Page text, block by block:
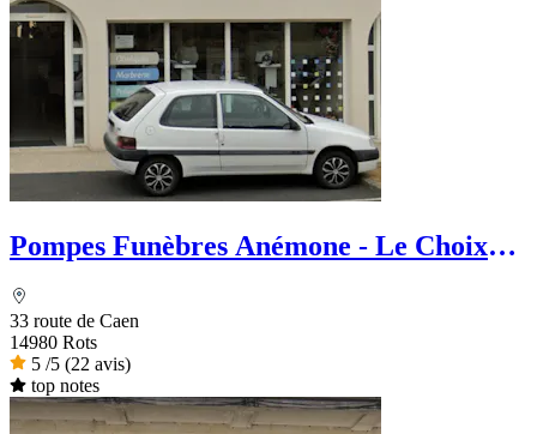
Pompes Funèbres Anémone - Le Choix
33 route de Caen
14980 Rots
5 /5 (22 avis)
top notes